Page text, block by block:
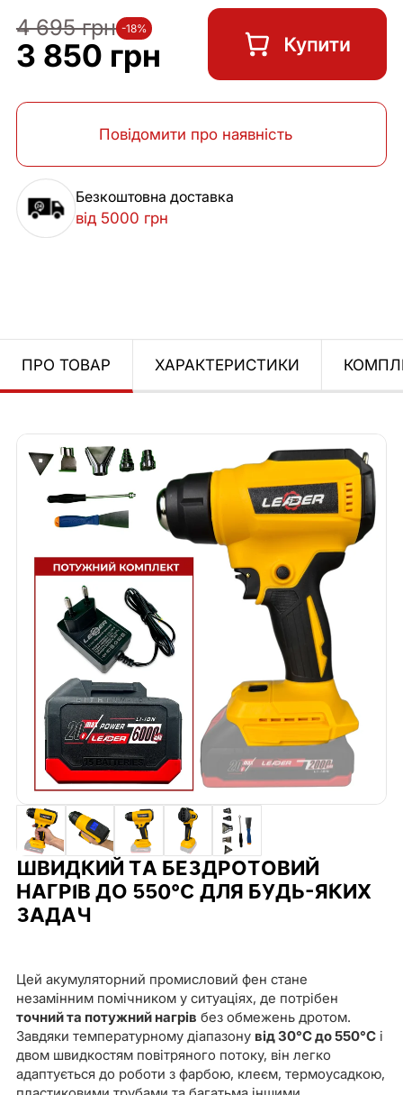
4 695 грн -18%
3 850 грн
Повідомити про наявність
Безкоштовна доставка
від 5000 грн
ПРО ТОВАР ХАРАКТЕРИСТИКИ
ШВИДКИЙ ТА БЕЗДРОТОВИЙ
НАГРІВ ДО 550°C ДЛЯ БУДЬ-ЯКИХ
ЗАДАЧ
Цей акумуляторний промисловий фен стане
незамінним помічником у ситуаціях, де потрібен
точний та потужний нагрів без обмежень дротом.
Завдяки температурному діапазону від 30°C до 550°Cі
двом швидкостям повітряного потоку, він легко
адаптується до роботи з фарбою, клеєм, термоусадкою,